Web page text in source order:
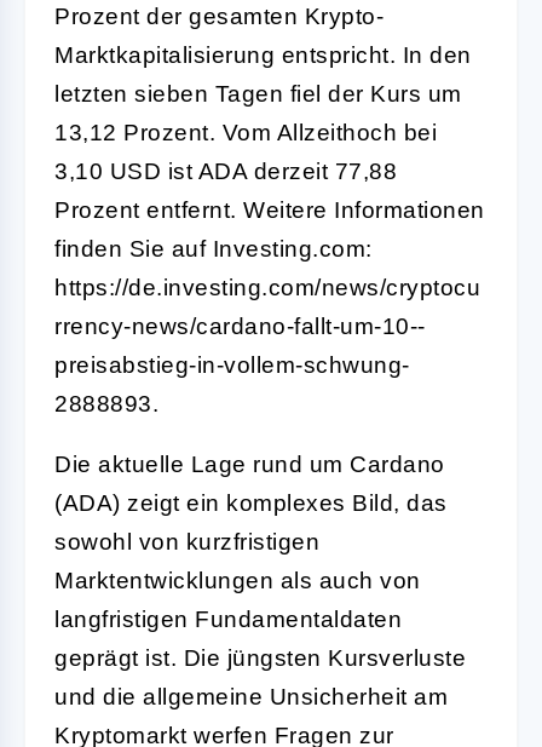
Prozent der gesamten Krypto-
Marktkapitalisierung entspricht. In den
letzten sieben Tagen fiel der Kurs um
13,12 Prozent. Vom Allzeithoch bei
3,10 USD ist ADA derzeit 77,88
Prozent entfernt. Weitere Informationen
finden Sie auf Investing.com:
https://de.investing.com/news/cryptocu
rrency-news/cardano-fallt-um-10--
preisabstieg-in-vollem-schwung-
2888893.
Die aktuelle Lage rund um Cardano
(ADA) zeigt ein komplexes Bild, das
sowohl von kurzfristigen
Marktentwicklungen als auch von
langfristigen Fundamentaldaten
geprägt ist. Die jüngsten Kursverluste
und die allgemeine Unsicherheit am
Kryptomarkt werfen Fragen zur